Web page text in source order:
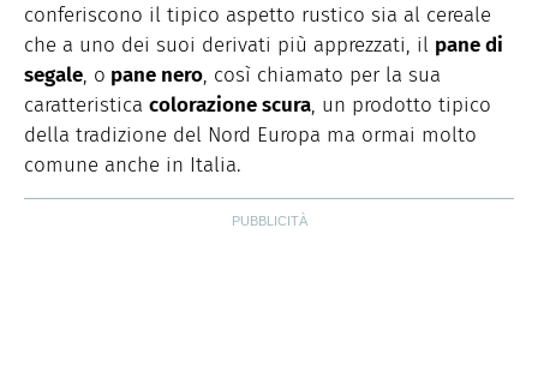
conferiscono il tipico aspetto rustico sia al cereale
che a uno dei suoi derivati più apprezzati, il pane di
segale, o pane nero, così chiamato per la sua
caratteristica colorazione scura, un prodotto tipico
della tradizione del Nord Europa ma ormai molto
comune anche in Italia.